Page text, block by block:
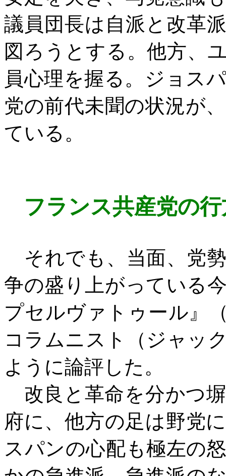
議員団長は自派と改革
図ろうとする。他方、
員心理を握る。ジョス
党の前代未聞の状況が
ている。
フランス共産党の
それでも、当面、党
争の盛り上がっている
プセルヴァトゥール』
コラムニスト（ジャッ
ように論評した。
改良と革命を分かつ
府に、他方の足は野党
スパンの心配も極左の